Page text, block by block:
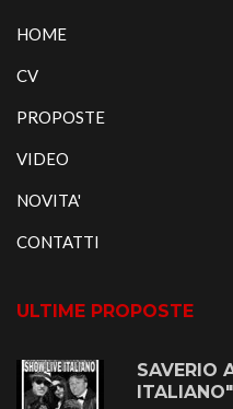
HOME
CV
PROPOSTE
VIDEO
NOVITA'
CONTATTI
ULTIME PROPOSTE
SAVERIO
ITALIANO"